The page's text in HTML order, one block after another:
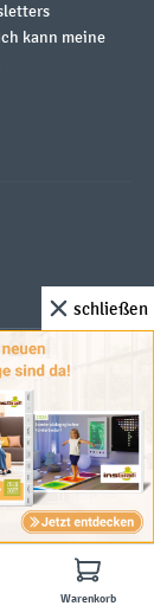
Warenkorb
kann meine
und ggf.
SPIKE logo are
The LEGO Group
schließen